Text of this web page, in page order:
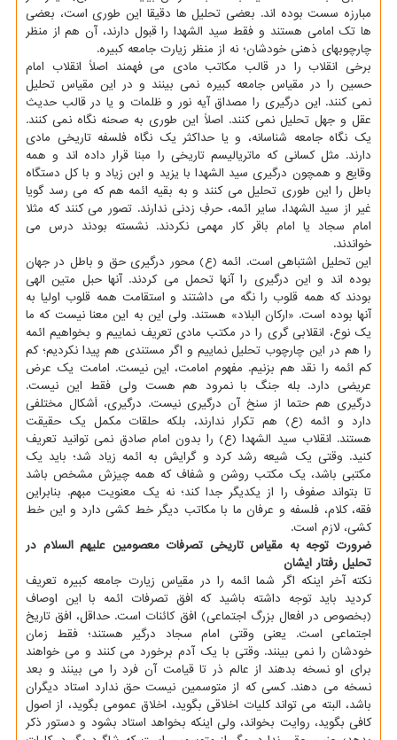
مبارزه سست بوده اند. بعضی تحلیل ها دقیقا این طوری است، بعضی
ها تک امامی هستند و فقط سید الشهدا را قبول دارند، آن هم از منظر
چارچوبهای ذهنی خودشان؛ نه از منظر زیارت جامعه کبیره.
برخی انقلاب را در قالب مکاتب مادی می فهمند اصلاً انقلاب امام
حسین را در مقیاس جامعه کبیره نمی بینند و در این مقیاس تحلیل
نمی کنند. این درگیری را مصداق آیه نور و ظلمات و یا در قالب حدیث
عقل و جهل تحلیل نمی کنند. اصلاً این طوری به صحنه نگاه نمی کنند.
یک نگاه جامعه شناسانه، و یا حداکثر یک نگاه فلسفه تاریخی مادی
دارند. مثل کسانی که ماتریالیسم تاریخی را مبنا قرار داده اند و همه
وقایع و همچون درگیری سید الشهدا با یزید و ابن زیاد و با کل دستگاه
باطل را این طوری تحلیل می کنند و به بقیه ائمه هم که می رسد گویا
غیر از سید الشهدا، سایر ائمه، حرفِ زدنی ندارند. تصور می کنند که مثلا
امام سجاد یا امام باقر کار مهمی نکردند. نشسته بودند درس می
خواندند.
این تحلیل اشتباهی است. ائمه (ع) محور درگیری حق و باطل در جهان
بوده اند و این درگیری را آنها تحمل می کردند. آنها حبل متین الهی
بودند که همه قلوب را نگه می داشتند و استقامت همه قلوب اولیا به
آنها بوده است. «ارکان البلاد» هستند. ولی این به این معنا نیست که ما
یک نوع، انقلابی گری را در مکتب مادی تعریف نماییم و بخواهیم ائمه
را هم در این چارچوب تحلیل نماییم و اگر مستندی هم پیدا نکردیم؛ کم
کم ائمه را نقد هم بزنیم. مفهوم امامت، این نیست. امامت یک عرض
عریضی دارد. بله جنگ با نمرود هم هست ولی فقط این نیست.
درگیری هم حتما از سنخ آن درگیری نیست. درگیری، اَشکال مختلفی
دارد و ائمه (ع) هم تکرار ندارند، بلکه حلقات مکمل یک حقیقت
هستند. انقلاب سید الشهدا (ع) را بدون امام صادق نمی توانید تعریف
کنید. وقتی یک شیعه رشد کرد و گرایش به ائمه زیاد شد؛ باید یک
مکتبی باشد، یک مکتب روشن و شفاف که همه چیزش مشخص باشد
تا بتواند صفوف را از یکدیگر جدا کند؛ نه یک معنویت مبهم. بنابراین
فقه، کلام، فلسفه و عرفان ما با مکاتب دیگر خط کشی دارد و این خط
کشی، لازم است.
ضرورت توجه به مقیاس تاریخی تصرفات معصومین علیهم السلام در
تحلیل رفتار ایشان
نکته آخر اینکه اگر شما ائمه را در مقیاس زیارت جامعه کبیره تعریف
کردید باید توجه داشته باشید که افق تصرفات ائمه با این اوصاف
(بخصوص در افعال بزرگ اجتماعی) افق کائنات است. حداقل، افق تاریخ
اجتماعی است. یعنی وقتی امام سجاد درگیر هستند؛ فقط زمان
خودشان را نمی بینند. وقتی با یک آدم برخورد می کنند و می خواهند
برای او نسخه بدهند از عالم ذر تا قیامت آن فرد را می بینند و بعد
نسخه می دهند. کسی که از متوسمین نیست حق ندارد استاد دیگران
باشد، البته می تواند کلیات اخلاقی بگوید، اخلاق عمومی بگوید، از اصول
کافی بگوید، روایت بخواند، ولی اینکه بخواهد استاد بشود و دستور ذکر